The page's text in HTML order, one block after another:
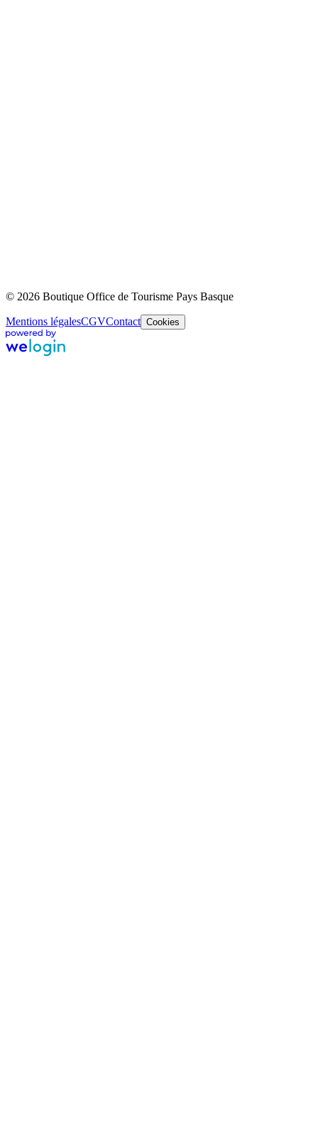
© 2026 Boutique Office de Tourisme Pays Basque
Mentions légalesCGVContact Cookies